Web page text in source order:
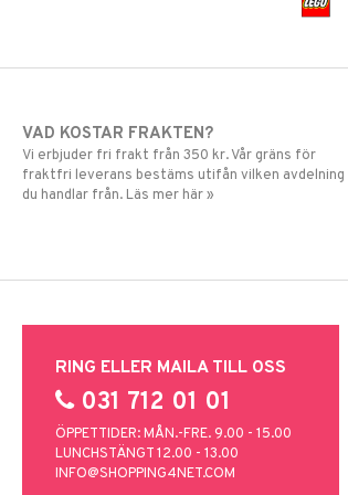
VAD KOSTAR FRAKTEN?
Vi erbjuder fri frakt från 350 kr. Vår gräns för
fraktfri leverans bestäms utifån vilken avdelning
du handlar från. Läs mer här »
RING ELLER MAILA TILL OSS
031 712 01 01
ÖPPETTIDER: MÅN.-FRE. 9.00 - 15.00
LUNCHSTÄNGT 12.00 - 13.00
INFO@SHOPPING4NET.COM